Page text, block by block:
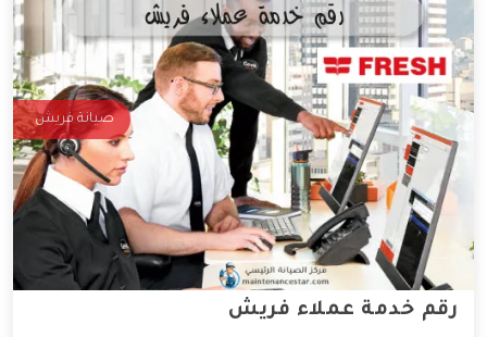
صيانة فريش
رقم خدمة عملاء فريش